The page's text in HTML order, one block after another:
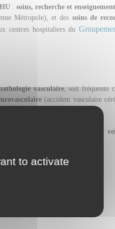
: soins, recherche et enseignement
Métropole), et des soins de
centres hospitaliers du
vasculaire, soit fréquente
(accident vasculaire
pathologie
pour lambeaux),
to activate